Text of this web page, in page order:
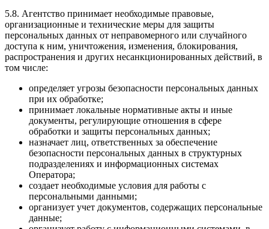
5.8. Агентство принимает необходимые правовые,
организационные и технические меры для защиты
персональных данных от неправомерного или случайного
доступа к ним, уничтожения, изменения, блокирования,
распространения и других несанкционированных действий, в
том числе:
определяет угрозы безопасности персональных данных
при их обработке;
принимает локальные нормативные акты и иные
документы, регулирующие отношения в сфере
обработки и защиты персональных данных;
назначает лиц, ответственных за обеспечение
безопасности персональных данных в структурных
подразделениях и информационных системах
Оператора;
создает необходимые условия для работы с
персональными данными;
организует учет документов, содержащих персональные
данные;